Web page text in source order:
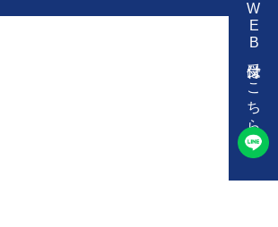
WEB受付はこちら